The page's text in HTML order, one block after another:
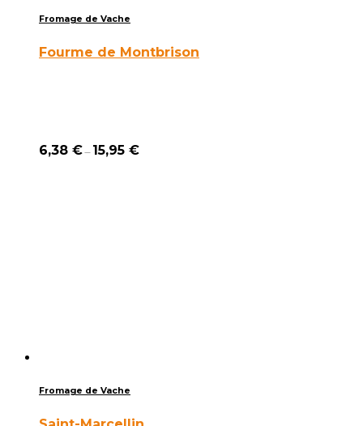
Fromage de Vache
Fourme de Montbrison
6,38 €–15,95 €
Fromage de Vache